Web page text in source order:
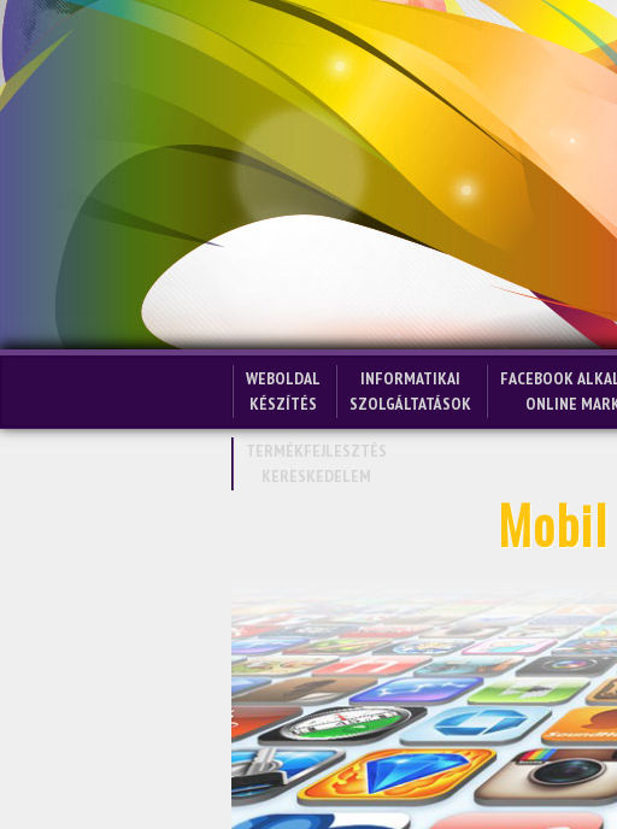
WEBOLDAL
KÉSZÍTÉS
INFORMATIKAI
SZOLGÁLTATÁSOK
FACEBOOK
ONLINE
TERMÉKFEJLESZTÉS
KERESKEDELEM